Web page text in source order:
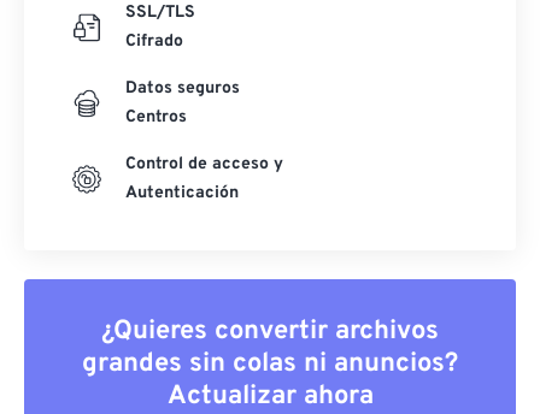
SSL/TLS
Cifrado
Datos seguros
Centros
Control de acceso y
Autenticación
¿Quieres convertir archivos
grandes sin colas ni anuncios?
Actualizar ahora